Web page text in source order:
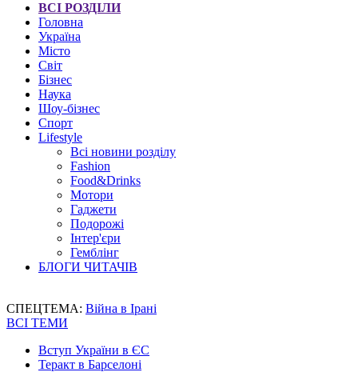
ВСІ РОЗДІЛИ
Головна
Україна
Місто
Світ
Бізнес
Наука
Шоу-бізнес
Спорт
Lifestyle
Всі новини розділу
Fashion
Food&Drinks
Мотори
Гаджети
Подорожі
Інтер'єри
Гемблінг
БЛОГИ ЧИТАЧІВ
СПЕЦТЕМА: Війна в Ірані
ВСІ ТЕМИ
Вступ України в ЄС
Теракт в Барселоні